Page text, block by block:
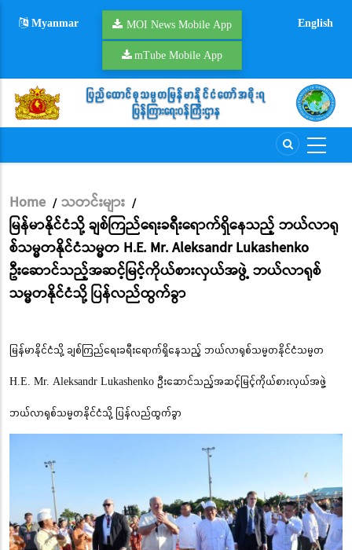
Myanmar MOI News Mobile App
mTube Mobile App
English
Breadcrumb
Home / သတင်းများ /
မြန်မာနိုင်ငံသို့ ချစ်ကြည်ရေးခရီးရောက်ရှိနေသည့် ဘယ်လာရု
စ်သမ္မတနိုင်ငံသမ္မတ H.E. Mr. Aleksandr Lukashenko
ဦးဆောင်သည့်အဆင့်မြင့်ကိုယ်စားလှယ်အဖွဲ့ ဘယ်လာရုစ်
သမ္မတနိုင်ငံသို့ ပြန်လည်ထွက်ခွာ
မြန်မာနိုင်ငံသို့ ချစ်ကြည်ရေးခရီးရောက်ရှိနေသည့် ဘယ်လာရုစ်သမ္မတနိုင်ငံသမ္မတ
H.E. Mr. Aleksandr Lukashenko ဦးဆောင်သည့်အဆင့်မြင့်ကိုယ်စားလှယ်အဖွဲ့
ဘယ်လာရုစ်သမ္မတနိုင်ငံသို့ ပြန်လည်ထွက်ခွာ